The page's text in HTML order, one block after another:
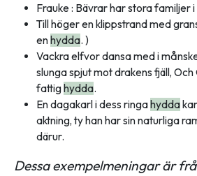
Frauke : Bävrar har stora familjer i
Till höger en klippstrand med
enhydda. )
Vackra elfvor dansa med i
slunga spjut mot drakens fjäll,
fattighydda.
En dagakarl i dess ringahydda
aktning, ty han har sin naturliga
därur.
Dessa exempelmeningar är